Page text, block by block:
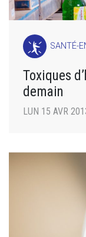
SANTÉ-
Toxiques
demain
LUN 15 AVR